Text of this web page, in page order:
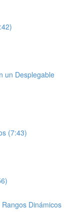
un Desplegable
(7:43)
Dinámicos